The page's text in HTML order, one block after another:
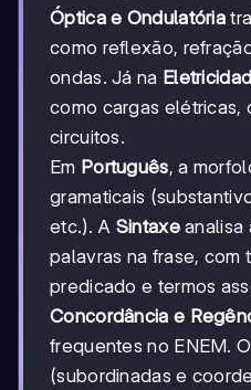
Óptica e Ondulatória
como reflexão,
ondas. Já na
como cargas elétricas,
circuitos.
Em Português, a
gramaticais
etc.). A Sintaxeanalisa
palavras na frase, com
predicado e termos
Concordância e
frequentes no ENEM.
(subordinadas e